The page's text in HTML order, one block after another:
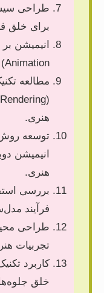
طراحی
برای خلق
Animation) برای تجسم مفاهیم علمی.
مطالعه
هنری.
توسعه
انیمیشن
هنری.
بررسی
فرآیند
طراحی
تجربیات
کاربرد
خلق